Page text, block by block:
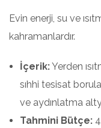
Evin enerji, su ve
kahramanlardır.
İçerik:Yerden
sıhhi tesisat
ve aydınlatma
Tahmini Bütçe: